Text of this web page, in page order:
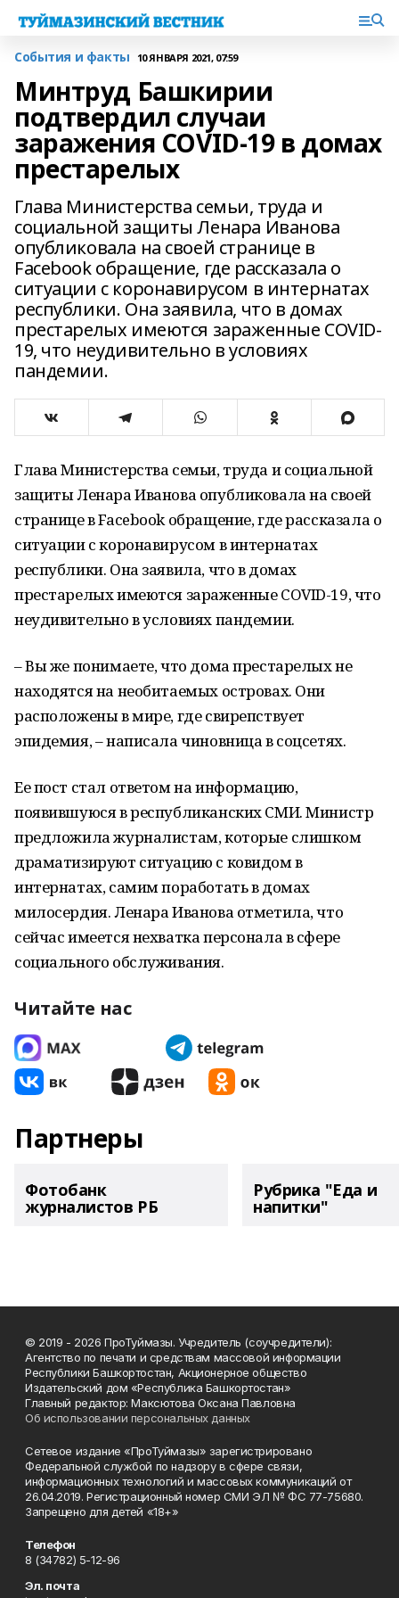
События и факты 10 ЯНВАРЯ 2021, 07:59
Минтруд Башкирии
подтвердил случаи
заражения COVID-19 в домах
престарелых
Глава Министерства семьи, труда и
социальной защиты Ленара Иванова
опубликовала на своей странице в
Facebook обращение, где рассказала о
ситуации с коронавирусом в интернатах
республики. Она заявила, что в домах
престарелых имеются зараженные COVID-
19, что неудивительно в условиях
пандемии.
Глава Министерства семьи, труда и социальной
защиты Ленара Иванова опубликовала на своей
странице в Facebook обращение, где рассказала о
ситуации с коронавирусом в интернатах
республики. Она заявила, что в домах
престарелых имеются зараженные COVID-19, что
неудивительно в условиях пандемии.
– Вы же понимаете, что дома престарелых не
находятся на необитаемых островах. Они
расположены в мире, где свирепствует
эпидемия, – написала чиновница в соцсетях.
Ее пост стал ответом на информацию,
появившуюся в республиканских СМИ. Министр
предложила журналистам, которые слишком
драматизируют ситуацию с ковидом в
интернатах, самим поработать в домах
милосердия. Ленара Иванова отметила, что
сейчас имеется нехватка персонала в сфере
социального обслуживания.
Читайте нас
Партнеры
Фотобанк
журналистов РБ
Рубрика "Еда и
напитки"
© 2019 - 2026 ПроТуймазы. Учредитель (соучредители):
Агентство по печати и средствам массовой информации
Республики Башкортостан, Акционерное общество
Издательский дом «Республика Башкортостан»
Главный редактор: Максютова Оксана Павловна
Об использовании персональных данных
Сетевое издание «ПроТуймазы» зарегистрировано
Федеральной службой по надзору в сфере связи,
информационных технологий и массовых коммуникаций от
26.04.2019. Регистрационный номер СМИ ЭЛ № ФС 77-75680.
Запрещено для детей «18+»
Телефон
8 (34782) 5-12-96
Эл. почта